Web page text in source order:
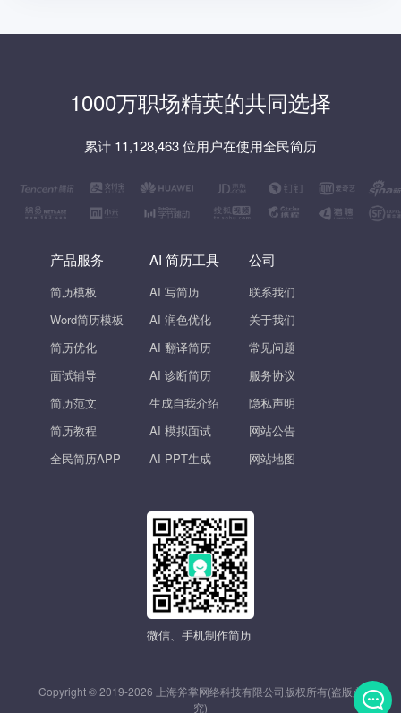
1000万职场精英的共同选择
累计 11,128,463 位用户在使用全民简历
产品服务
简历模板
Word简历模板
简历优化
面试辅导
简历范文
简历教程
全民简历APP
AI 简历工具
AI 写简历
AI 润色优化
AI 翻译简历
AI 诊断简历
生成自我介绍
AI 模拟面试
AI PPT生成
公司
联系我们
关于我们
常见问题
服务协议
隐私声明
网站公告
网站地图
微信、手机制作简历
Copyright © 2019-2026 上海斧掌网络科技有限公司版权所有(盗版必
究)